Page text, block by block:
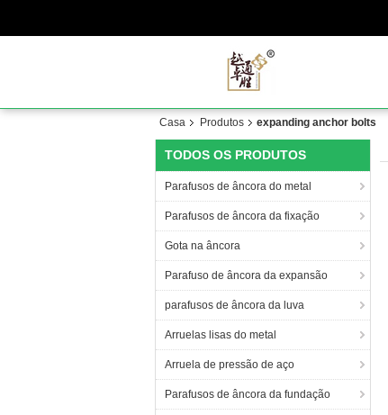
Casa Produtos expanding anchor bolts
TODOS OS PRODUTOS
Parafusos de âncora do metal
Parafusos de âncora da fixação
Gota na âncora
Parafuso de âncora da expansão
parafusos de âncora da luva
Arruelas lisas do metal
Arruela de pressão de aço
Parafusos de âncora da fundação